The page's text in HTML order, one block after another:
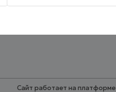
Сайт работает на платформе